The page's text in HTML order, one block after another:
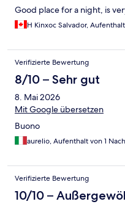
Good place for a night, is
H Kinxoc Salvador,
Verifizierte Bewertung
8/10 – Sehr gut
8. Mai 2026
Mit Google übersetzen
Buono
aurelio, Aufenthalt von 1
Verifizierte Bewertung
10/10 –